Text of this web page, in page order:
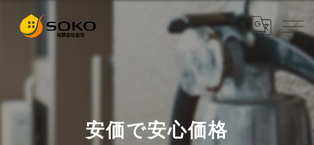
安価で安心価格